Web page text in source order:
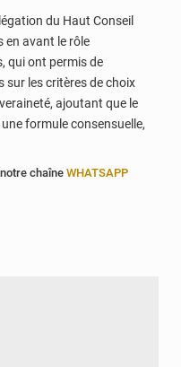
du Haut Conseil
en avant le rôle
qui ont permis de
sur les critères de choix
ajoutant que le
formule consensuelle,
chaîne WHATSAPP